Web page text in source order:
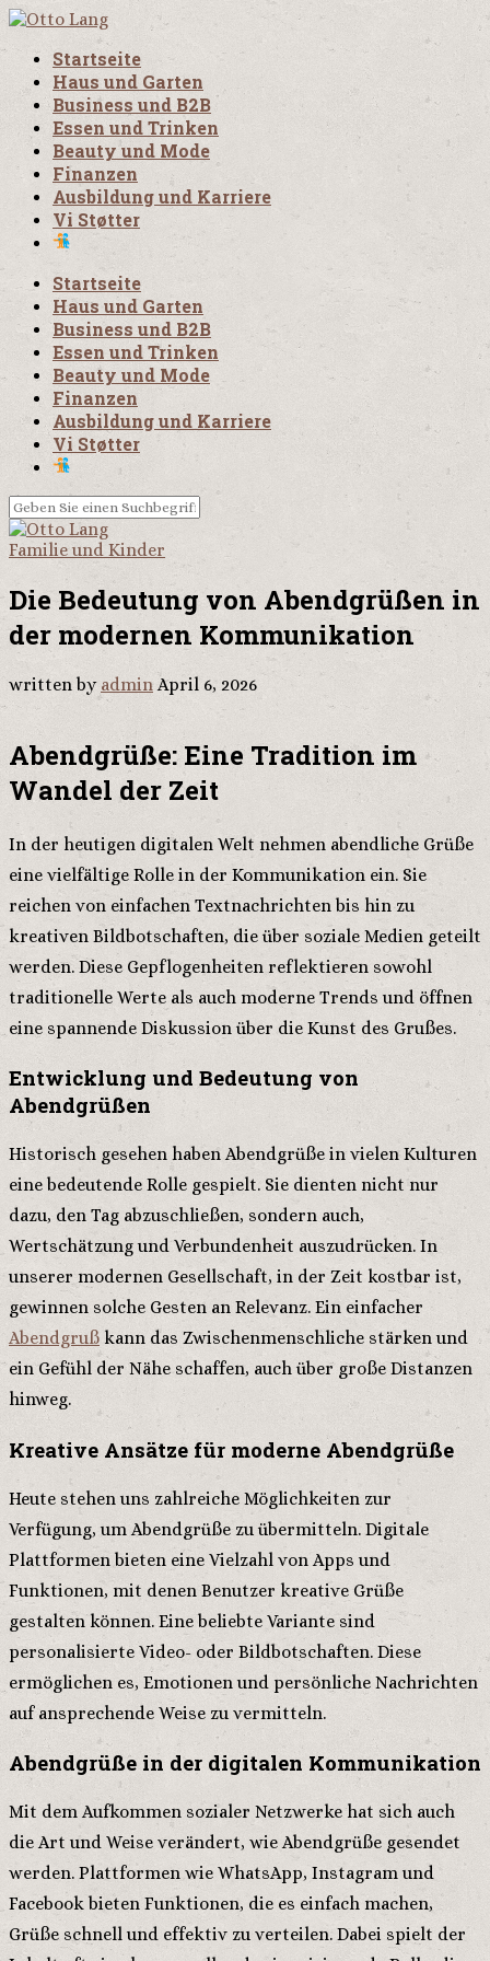
Startseite
Haus und Garten
Business und B2B
Essen und Trinken
Beauty und Mode
Finanzen
Ausbildung und Karriere
Vi Støtter
Startseite
Haus und Garten
Business und B2B
Essen und Trinken
Beauty und Mode
Finanzen
Ausbildung und Karriere
Vi Støtter
Familie und Kinder
Die Bedeutung von Abendgrüßen in
der modernen Kommunikation
written by admin April 6, 2026
Abendgrüße: Eine Tradition im
Wandel der Zeit
In der heutigen digitalen Welt nehmen abendliche Grüße
eine vielfältige Rolle in der Kommunikation ein. Sie
reichen von einfachen Textnachrichten bis hin zu
kreativen Bildbotschaften, die über soziale Medien geteilt
werden. Diese Gepflogenheiten reflektieren sowohl
traditionelle Werte als auch moderne Trends und öffnen
eine spannende Diskussion über die Kunst des Grußes.
Entwicklung und Bedeutung von
Abendgrüßen
Historisch gesehen haben Abendgrüße in vielen Kulturen
eine bedeutende Rolle gespielt. Sie dienten nicht nur
dazu, den Tag abzuschließen, sondern auch,
Wertschätzung und Verbundenheit auszudrücken. In
unserer modernen Gesellschaft, in der Zeit kostbar ist,
gewinnen solche Gesten an Relevanz. Ein einfacher
Abendgruß kann das Zwischenmenschliche stärken und
ein Gefühl der Nähe schaffen, auch über große Distanzen
hinweg.
Kreative Ansätze für moderne Abendgrüße
Heute stehen uns zahlreiche Möglichkeiten zur
Verfügung, um Abendgrüße zu übermitteln. Digitale
Plattformen bieten eine Vielzahl von Apps und
Funktionen, mit denen Benutzer kreative Grüße
gestalten können. Eine beliebte Variante sind
personalisierte Video- oder Bildbotschaften. Diese
ermöglichen es, Emotionen und persönliche Nachrichten
auf ansprechende Weise zu vermitteln.
Abendgrüße in der digitalen Kommunikation
Mit dem Aufkommen sozialer Netzwerke hat sich auch
die Art und Weise verändert, wie Abendgrüße gesendet
werden. Plattformen wie WhatsApp, Instagram und
Facebook bieten Funktionen, die es einfach machen,
Grüße schnell und effektiv zu verteilen. Dabei spielt der